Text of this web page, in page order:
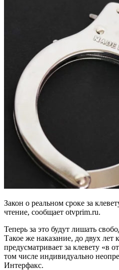
Закон о реальном сроке за
чтение, сообщает otvprim.ru.
Теперь за это будут лишать
Такое же наказание, до двух лет
предусматривает за клевету «в
том числе индивидуально
Интерфакс.